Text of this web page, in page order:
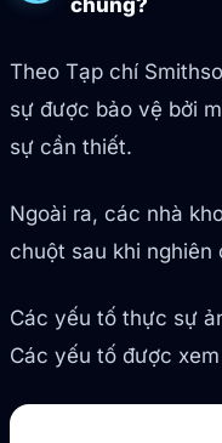
chúng?
Theo Tạp chí
sự được bảo vệ bởi
sự cần thiết.
Ngoài ra, các nhà
chuột sau khi
Các yếu tố thực sự
Các yếu tố được